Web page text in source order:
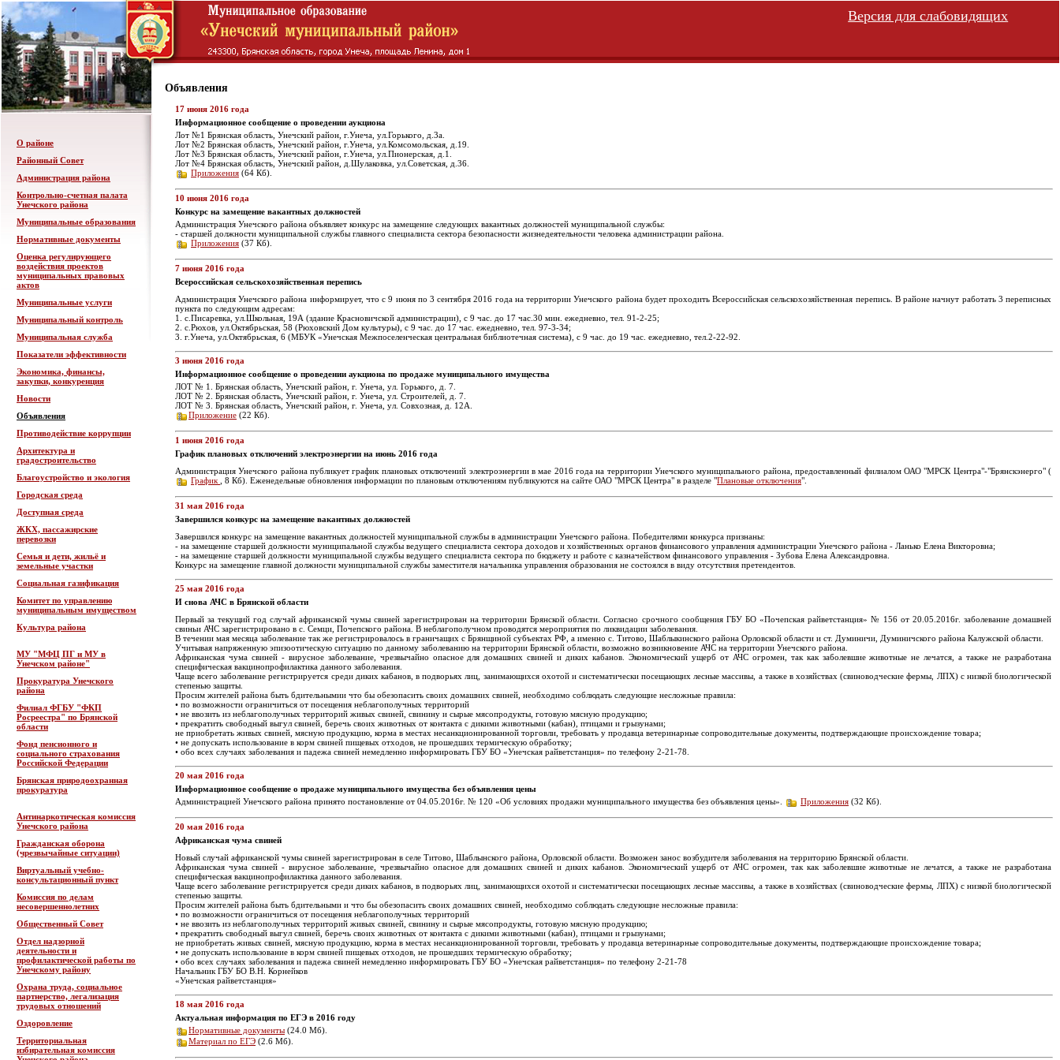
Версия для слабовидящих
О районе
Районный Совет
Администрация района
Контрольно-счетная палата
Унечского района
Муниципальные образования
Нормативные документы
Оценка регулирующего
воздействия проектов
муниципальных правовых
актов
Муниципальные услуги
Муниципальный контроль
Муниципальная служба
Показатели эффективности
Экономика, финансы,
закупки, конкуренция
Новости
Объявления
Противодействие коррупции
Архитектура и
градостроительство
Благоустройство и экология
Городская среда
Доступная среда
ЖКХ, пассажирские
перевозки
Семья и дети, жильё и
земельные участки
Социальная газификация
Комитет по управлению
муниципальным имуществом
Культура района
МУ "МФЦ ПГ и МУ в
Унечском районе"
Прокуратура Унечского
района
Филиал ФГБУ "ФКП
Росреестра" по Брянской
области
Фонд пенсионного и
социального страхования
Российской Федерации
Брянская природоохранная
прокуратура
Антинаркотическая комиссия
Унечского района
Гражданская оборона
(чрезвычайные ситуации)
Виртуальный учебно-
консультационный пункт
Комиссия по делам
несовершеннолетних
Общественный Совет
Отдел надзорной
деятельности и
профилактической работы по
Унечскому району
Охрана труда, социальное
партнерство, легализация
трудовых отношений
Оздоровление
Территориальная
избирательная комиссия
Объявления
17 июня 2016 года
Информационное сообщение о проведении аукциона
Лот №1 Брянская область, Унечский район, г.Унеча, ул.Горького, д.3а.
Лот №2 Брянская область, Унечский район, г.Унеча, ул.Комсомольская, д.19.
Лот №3 Брянская область, Унечский район, г.Унеча, ул.Пионерская, д.1.
Лот №4 Брянская область, Унечский район, д.Шулаковка, ул.Советская, д.36.
Приложения (64 Кб).
10 июня 2016 года
Конкурс на замещение вакантных должностей
Администрация Унечского района объявляет конкурс на замещение следующих вакантных должностей муниципальной службы:
- старшей должности муниципальной службы главного специалиста сектора безопасности жизнедеятельности человека администрации района.
Приложения (37 Кб).
7 июня 2016 года
Всероссийская сельскохозяйственная перепись
Администрация Унечского района информирует, что с 9 июня по 3 сентября 2016 года на территории Унечского района будет проходить Всероссийская сельскохозяйственная перепись. В районе начнут работать 3 переписных
пункта по следующим адресам:
1. с.Писаревка, ул.Школьная, 19А (здание Красновичской администрации), с 9 час. до 17 час.30 мин. ежедневно, тел. 91-2-25;
2. с.Рюхов, ул.Октябрьская, 58 (Рюховский Дом культуры), с 9 час. до 17 час. ежедневно, тел. 97-3-34;
3. г.Унеча, ул.Октябрьская, 6 (МБУК «Унечская Межпоселенческая центральная библиотечная система), с 9 час. до 19 час. ежедневно, тел.2-22-92.
3 июня 2016 года
Информационное сообщение о проведении аукциона по продаже муниципального имущества
ЛОТ № 1. Брянская область, Унечский район, г. Унеча, ул. Горького, д. 7.
ЛОТ № 2. Брянская область, Унечский район, г. Унеча, ул. Строителей, д. 7.
ЛОТ № 3. Брянская область, Унечский район, г. Унеча, ул. Совхозная, д. 12А.
Приложение (22 Кб).
1 июня 2016 года
График плановых отключений электроэнергии на июнь 2016 года
Администрация Унечского района публикует график плановых отключений электроэнергии в мае 2016 года на территории Унечского муниципального района, предоставленный филиалом ОАО "МРСК Центра"-"Брянскэнерго" (
График
, 8 Кб). Еженедельные обновления информации по плановым отключениям публикуются на сайте ОАО "МРСК Центра" в разделе "Плановые отключения".
31 мая 2016 года
Завершился конкурс на замещение вакантных должностей
Завершился конкурс на замещение вакантных должностей муниципальной службы в администрации Унечского района. Победителями конкурса признаны:
- на замещение старшей должности муниципальной службы ведущего специалиста сектора доходов и хозяйственных органов финансового управления администрации Унечского района - Ланько Елена Викторовна;
- на замещение старшей должности муниципальной службы ведущего специалиста сектора по бюджету и работе с казначейством финансового управления - Зубова Елена Александровна.
Конкурс на замещение главной должности муниципальной службы заместителя начальника управления образования не состоялся в виду отсутствия претендентов.
25 мая 2016 года
И снова АЧС в Брянской области
Первый за текущий год случай африканской чумы свиней зарегистрирован на территории Брянской области. Согласно срочного сообщения ГБУ БО «Почепская райветстанция» № 156 от 20.05.2016г. заболевание домашней
свиньи АЧС зарегистрировано в с. Семци, Почепского района. В неблагополучном проводятся мероприятия по ликвидации заболевания.
В течении мая месяца заболевание так же регистрировалось в граничащих с Брянщиной субъектах РФ, а именно с. Титово, Шаблыкинского района Орловской области и ст. Думиничи, Думиничского района Калужской области.
Учитывая напряженную эпизоотическую ситуацию по данному заболеванию на территории Брянской области, возможно возникновение АЧС на территории Унечского района.
Африканская чума свиней - вирусное заболевание, чрезвычайно опасное для домашних свиней и диких кабанов. Экономический ущерб от АЧС огромен, так как заболевшие животные не лечатся, а также не разработана
специфическая вакцинопрофилактика данного заболевания.
Чаще всего заболевание регистрируется среди диких кабанов, в подворьях лиц, занимающихся охотой и систематически посещающих лесные массивы, а также в хозяйствах (свиноводческие фермы, ЛПХ) с низкой биологической
степенью защиты.
Просим жителей района быть бдительнымии что бы обезопасить своих домашних свиней, необходимо соблюдать следующие несложные правила:
• по возможности ограничиться от посещения неблагополучных территорий
• не ввозить из неблагополучных территорий живых свиней, свинину и сырые мясопродукты, готовую мясную продукцию;
• прекратить свободный выгул свиней, беречь своих животных от контакта с дикими животными (кабан), птицами и грызунами;
не приобретать живых свиней, мясную продукцию, корма в местах несанкционированной торговли, требовать у продавца ветеринарные сопроводительные документы, подтверждающие происхождение товара;
• не допускать использование в корм свиней пищевых отходов, не прошедших термическую обработку;
• обо всех случаях заболевания и падежа свиней немедленно информировать ГБУ БО «Унечская райветстанция» по телефону 2-21-78.
20 мая 2016 года
Информационное сообщение о продаже муниципального имущества без объявления цены
Администрацией Унечского района принято постановление от 04.05.2016г. № 120 «Об условиях продажи муниципального имущества без объявления цены».
Приложения (32 Кб).
20 мая 2016 года
Африканская чума свиней
Новый случай африканской чумы свиней зарегистрирован в селе Титово, Шаблынского района, Орловской области. Возможен занос возбудителя заболевания на территорию Брянской области.
Африканская чума свиней - вирусное заболевание, чрезвычайно опасное для домашних свиней и диких кабанов. Экономический ущерб от АЧС огромен, так как заболевшие животные не лечатся, а также не разработана
специфическая вакцинопрофилактика данного заболевания.
Чаще всего заболевание регистрируется среди диких кабанов, в подворьях лиц, занимающихся охотой и систематически посещающих лесные массивы, а также в хозяйствах (свиноводческие фермы, ЛПХ) с низкой биологической
степенью защиты.
Просим жителей района быть бдительными и что бы обезопасить своих домашних свиней, необходимо соблюдать следующие несложные правила:
• по возможности ограничиться от посещения неблагополучных территорий
• не ввозить из неблагополучных территорий живых свиней, свинину и сырые мясопродукты, готовую мясную продукцию;
• прекратить свободный выгул свиней, беречь своих животных от контакта с дикими животными (кабан), птицами и грызунами;
не приобретать живых свиней, мясную продукцию, корма в местах несанкционированной торговли, требовать у продавца ветеринарные сопроводительные документы, подтверждающие происхождение товара;
• не допускать использование в корм свиней пищевых отходов, не прошедших термическую обработку;
• обо всех случаях заболевания и падежа свиней немедленно информировать ГБУ БО «Унечская райветстанция» по телефону 2-21-78
Начальник ГБУ БО В.Н. Корнейков
«Унечская райветстанция»
18 мая 2016 года
Актуальная информация по ЕГЭ в 2016 году
Нормативные документы (24.0 Мб).
Материал по ЕГЭ (2.6 Мб).